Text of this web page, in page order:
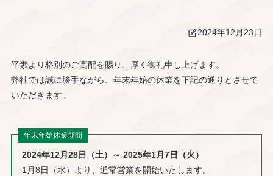
ビル・マンションのお客様へ 戸建て・アパートのお客様へ
不動産会社様・管理会社様へ
無足場工法について
2024年12月23日
平素より格別のご高配を賜り、厚く御礼申し上げます。
弊社では誠に勝手ながら、年末年始の休業を下記の通りとさせて
いただきます。
年末年始休業期間
2024年12月28日（土）～ 2025年1月7日（火）
1月8日（水）より、通常営業を開始いたします。